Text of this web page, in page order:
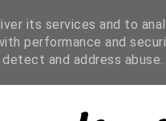
READING ENGLISH
its services and to
performance and
and address abuse.